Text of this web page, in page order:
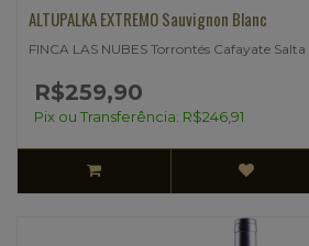
ALTUPALKA EXTREMO Sauvignon Blanc
FINCA LAS NUBES Torrontés Cafayate Salta ..
R$259,90
Pix ou Transferência: R$246,91